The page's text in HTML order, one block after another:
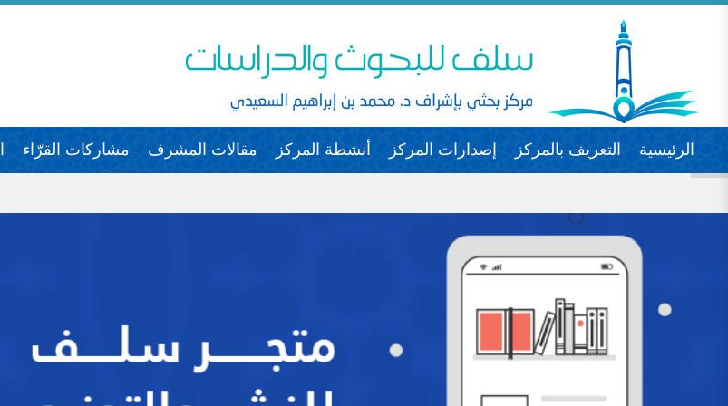
الرئيسية التعريف بالمركز إصدارات المركز أنشطة المركز مقالات المشرف مشاركات القرّاء